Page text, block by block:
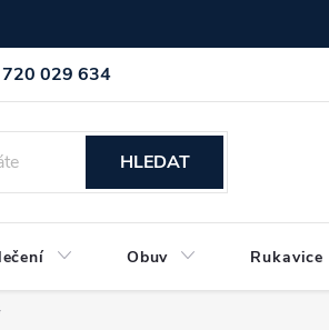
029 634
Kontakt
HLEDAT
Obuv Rukavice